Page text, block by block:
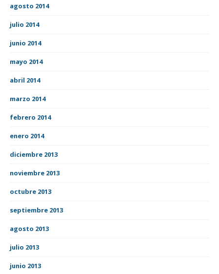
agosto 2014
julio 2014
junio 2014
mayo 2014
abril 2014
marzo 2014
febrero 2014
enero 2014
diciembre 2013
noviembre 2013
octubre 2013
septiembre 2013
agosto 2013
julio 2013
junio 2013